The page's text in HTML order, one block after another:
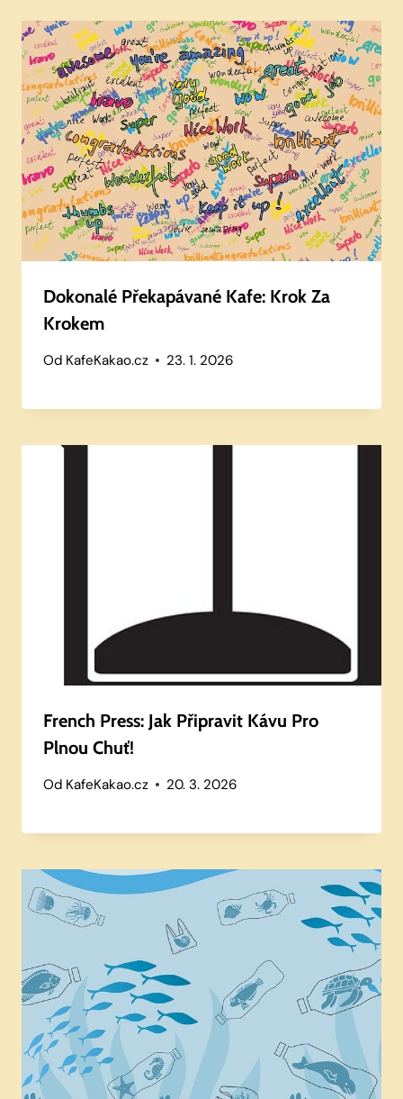
Dokonalé Překapávané Kafe: Krok Za
Krokem
Od KafeKakao.cz 23. 1. 2026
French Press: Jak Připravit Kávu Pro
Plnou Chuť!
Od KafeKakao.cz 20. 3. 2026